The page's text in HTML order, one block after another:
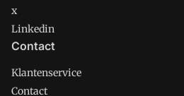
x
Linkedin
Contact
Klantenservice
Contact